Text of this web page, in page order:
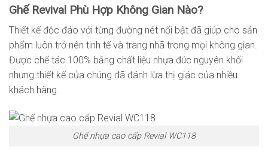
Ghế Revival Phù Hợp Không Gian Nào?
Thiết kế độc đáo với từng đường nét nổi bật đã giúp cho sản
phẩm luôn trở nên tinh tế và trang nhã trong mọi không gian.
Được chế tác 100% bằng chất liệu nhựa đúc nguyên khối
nhưng thiết kế của chúng đã đánh lừa thị giác của nhiều
khách hàng.
Ghế nhựa cao cấp Revial WC118